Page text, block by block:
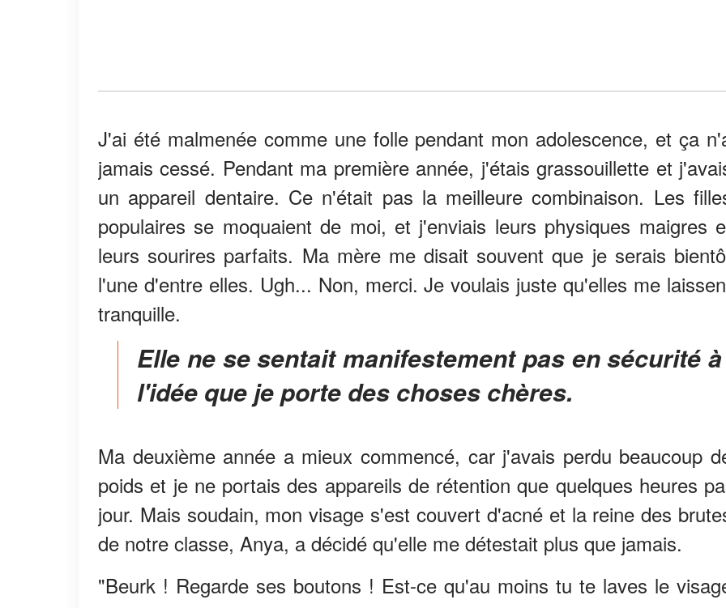
J'ai été malmenée comme une folle pendant mon adolescence, et ça
jamais cessé. Pendant ma première année, j'étais grassouillette et
un appareil dentaire. Ce n'était pas la meilleure combinaison. Les
populaires se moquaient de moi, et j'enviais leurs physiques maigres
leurs sourires parfaits. Ma mère me disait souvent que je serais
l'une d'entre elles. Ugh... Non, merci. Je voulais juste qu'elles me
tranquille.
Elle ne se sentait manifestement pas en sécurité à
l'idée que je porte des choses chères.
Ma deuxième année a mieux commencé, car j'avais perdu beaucoup
poids et je ne portais des appareils de rétention que quelques heures
jour. Mais soudain, mon visage s'est couvert d'acné et la reine des
de notre classe, Anya, a décidé qu'elle me détestait plus que jamais.
"Beurk ! Regarde ses boutons ! Est-ce qu'au moins tu te laves le